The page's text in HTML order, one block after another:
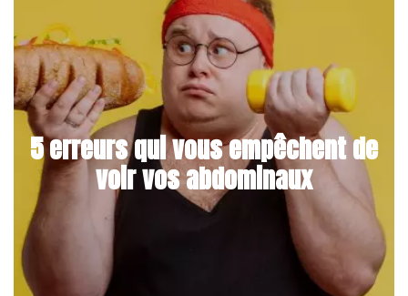
5 erreurs qui vous empêchent de
voir vos abdominaux